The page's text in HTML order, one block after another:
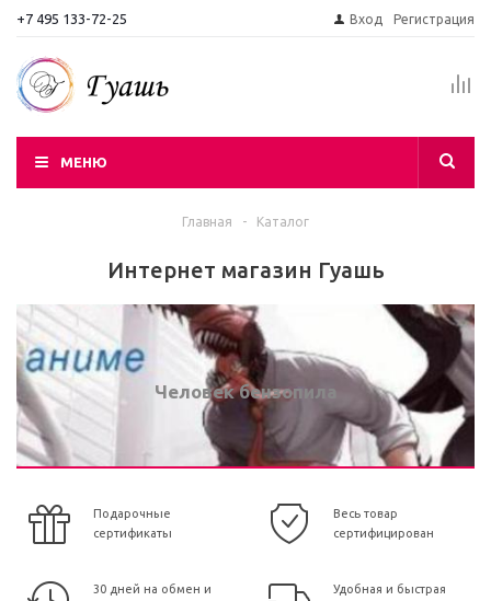
+7 495 133-72-25 Вход Регистрация
МЕНЮ
Главная - Каталог
Интернет магазин Гуашь
Человек бензопила
Подарочные
сертификаты
Весь товар
сертифицирован
30 дней на обмен и
Удобная и быстрая